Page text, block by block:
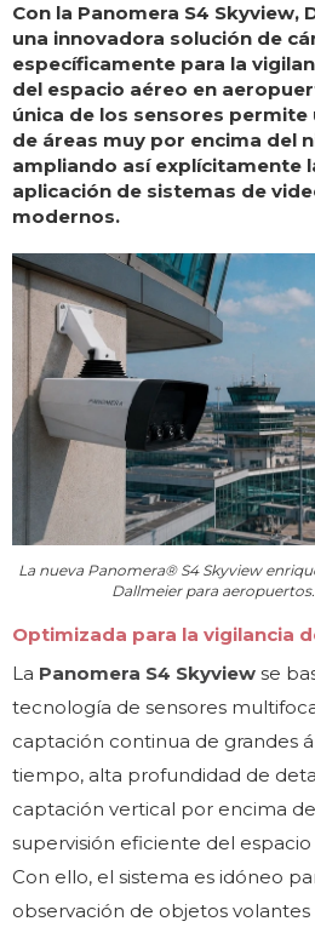
Con la Panomera S4 Skyview,
una innovadora solución de
específicamente para la
del espacio aéreo en
única de los sensores
de áreas muy por encima del
ampliando así explícitamente
aplicación de sistemas de
modernos.
La nueva Panomera® S4 Skyview
Dallmeier para
Optimizada para la vigilancia
La Panomera S4 Skyview se
tecnología de sensores
captación continua de grandes
tiempo, alta profundidad de
captación vertical por encima
supervisión eficiente del
Con ello, el sistema es idóneo
observación de objetos